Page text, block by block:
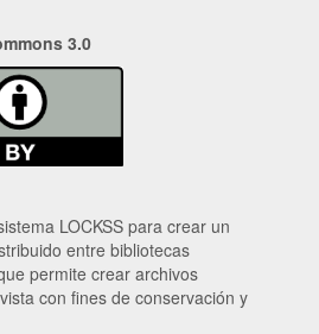
3.0
LOCKSS para crear un
entre bibliotecas
permite crear archivos
con fines de conservación y